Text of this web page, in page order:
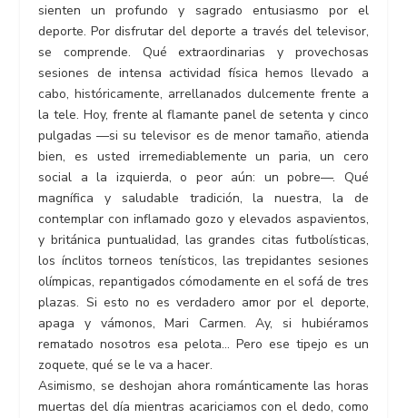
sienten un profundo y sagrado entusiasmo por el
deporte. Por disfrutar del deporte a través del televisor,
se comprende. Qué extraordinarias y provechosas
sesiones de intensa actividad física hemos llevado a
cabo, históricamente, arrellanados dulcemente frente a
la tele. Hoy, frente al flamante panel de setenta y cinco
pulgadas —si su televisor es de menor tamaño, atienda
bien, es usted irremediablemente un paria, un cero
social a la izquierda, o peor aún: un pobre—. Qué
magnífica y saludable tradición, la nuestra, la de
contemplar con inflamado gozo y elevados aspavientos,
y británica puntualidad, las grandes citas futbolísticas,
los ínclitos torneos tenísticos, las trepidantes sesiones
olímpicas, repantigados cómodamente en el sofá de tres
plazas. Si esto no es verdadero amor por el deporte,
apaga y vámonos, Mari Carmen. Ay, si hubiéramos
rematado nosotros esa pelota… Pero ese tipejo es un
zoquete, qué se le va a hacer.
Asimismo, se deshojan ahora románticamente las horas
muertas del día mientras acariciamos con el dedo, como